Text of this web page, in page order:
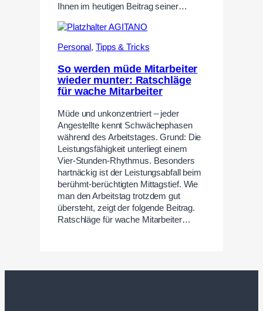
Ihnen im heutigen Beitrag seiner…
Personal,Tipps & Tricks
So werden müde Mitarbeiter
wieder munter: Ratschläge
für wache Mitarbeiter
Müde und unkonzentriert – jeder
Angestellte kennt Schwächephasen
während des Arbeitstages. Grund: Die
Leistungsfähigkeit unterliegt einem
Vier-Stunden-Rhythmus. Besonders
hartnäckig ist der Leistungsabfall beim
berühmt-berüchtigten Mittagstief. Wie
man den Arbeitstag trotzdem gut
übersteht, zeigt der folgende Beitrag.
Ratschläge für wache Mitarbeiter…